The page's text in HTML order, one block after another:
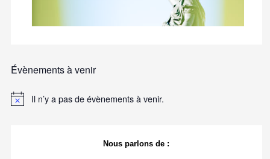
Évènements à venir
Il n’y a pas de évènements à venir.
Nous parlons de :